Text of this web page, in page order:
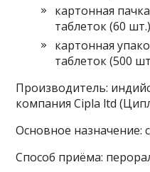
картонная
таблеток (60
картонная
таблеток (500
Производитель:
компания Cipla ltd
Основное назначение:
Способ приёма: